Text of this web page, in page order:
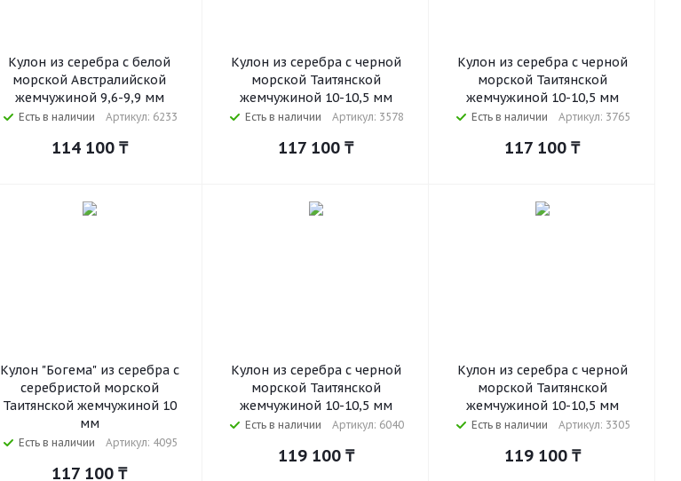
Кулон из серебра с белой
морской Австралийской
жемчужиной 9,6-9,9 мм
Есть в наличии Артикул: 6233
114 100₸
Кулон из серебра с черной
морской Таитянской
жемчужиной 10-10,5 мм
Есть в наличии Артикул: 3578
117 100 ₸
Кулон из серебра с черной
морской Таитянской
жемчужиной 10-10,5 мм
Есть в наличии Артикул: 3765
117 100 ₸
Кулон "Богема" из серебра с
серебристой морской
Таитянской жемчужиной 10
мм
Есть в наличии Артикул: 4095
117 100 ₸
Кулон из серебра с черной
морской Таитянской
жемчужиной 10-10,5 мм
Есть в наличии Артикул: 6040
119 100₸
Кулон из серебра с черной
морской Таитянской
жемчужиной 10-10,5 мм
Есть в наличии Артикул: 3305
119 100₸